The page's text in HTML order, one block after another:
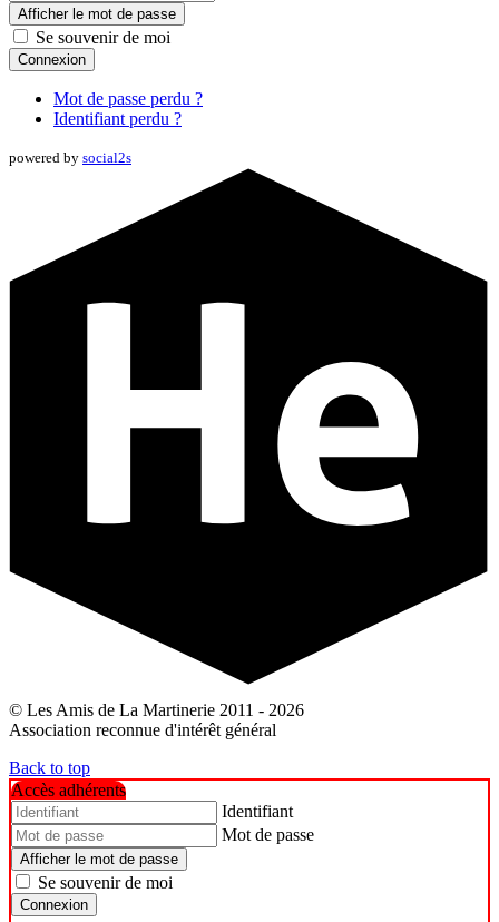
Afficher le mot de passe
Se souvenir de moi
Connexion
Mot de passe perdu ?
Identifiant perdu ?
powered by social2s
© Les Amis de La Martinerie 2011 - 2026
Association reconnue d'intérêt général
Back to top
Accès adhérents
Identifiant
Mot de passe
Afficher le mot de passe
Se souvenir de moi
Connexion